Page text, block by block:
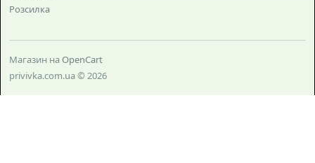
Розсилка
Магазин на OpenCart
privivka.com.ua © 2026